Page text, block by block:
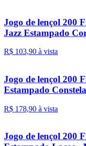
Jogo de lençol 200
Jazz Estampado
R$ 103,90 à vista
Jogo de lençol 200
Estampado
R$ 178,90 à vista
Jogo de lençol 200